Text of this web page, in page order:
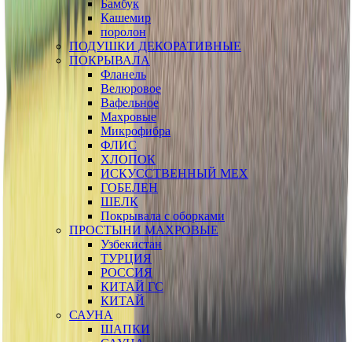
Бамбук
Кашемир
поролон
ПОДУШКИ ДЕКОРАТИВНЫЕ
ПОКРЫВАЛА
Фланель
Велюровое
Вафельное
Махровые
Микрофибра
ФЛИС
ХЛОПОК
ИСКУССТВЕННЫЙ МЕХ
ГОБЕЛЕН
ШЕЛК
Покрывала с оборками
ПРОСТЫНИ МАХРОВЫЕ
Узбекистан
ТУРЦИЯ
РОССИЯ
КИТАЙ ГС
КИТАЙ
САУНА
ШАПКИ